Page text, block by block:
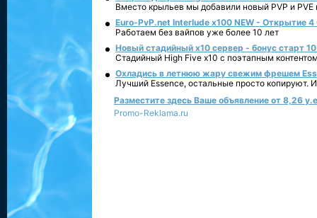
Вместо крыльев мы добавили новый PVP и PVE
Euro-PvP.net Interlude х100 NEW - Открытие 4
Работаем без вайпов уже более 10 лет
Новый стадийный х10 сервер - бонус старт
Стадийный High Five x10 с поэтапным
Охладись в летнюю жару свежим фрешем
Лучший Essence, остальные просто копируют.
Разместите здесь Ваше объявление от 8,26
Promo-Reklama.ru